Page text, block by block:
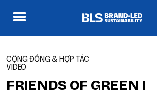
CỘNG ĐỒNG & HỢP TÁC
VIDEO
FRIENDS OF GREEN I